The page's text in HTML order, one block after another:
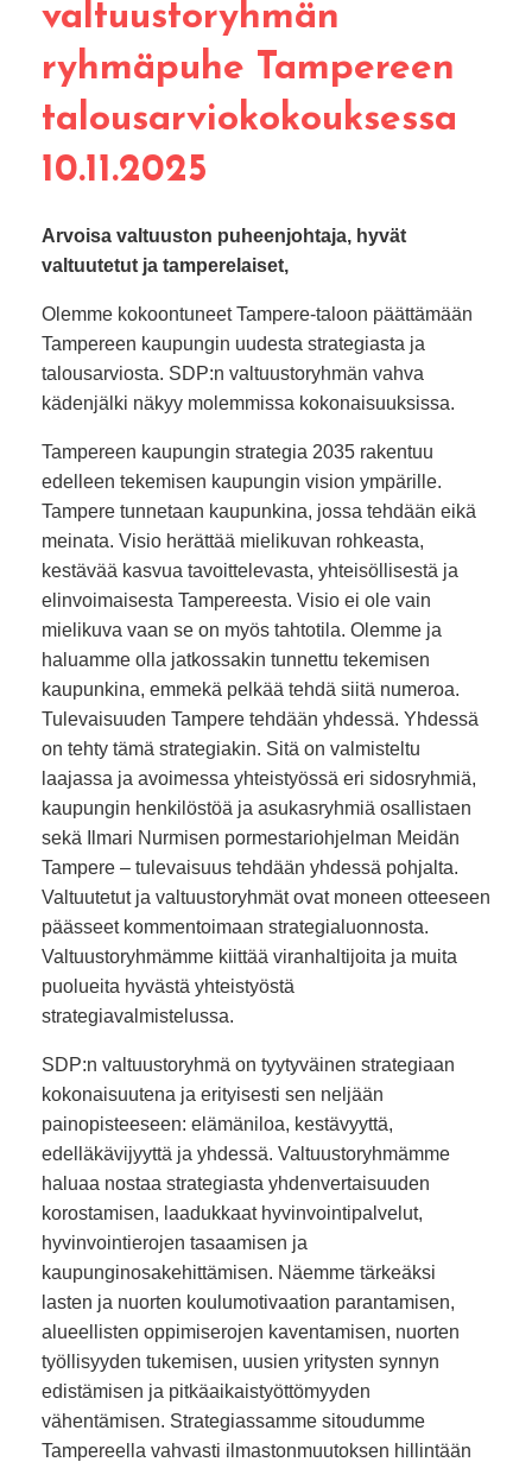
valtuustoryhmän
ryhmäpuhe Tampereen
talousarviokokouksessa
10.11.2025
Arvoisa valtuuston puheenjohtaja, hyvät
valtuutetut ja tamperelaiset,
Olemme kokoontuneet Tampere-taloon päättämään
Tampereen kaupungin uudesta strategiasta ja
talousarviosta. SDP:n valtuustoryhmän vahva
kädenjälki näkyy molemmissa kokonaisuuksissa.
Tampereen kaupungin strategia 2035 rakentuu
edelleen tekemisen kaupungin vision ympärille.
Tampere tunnetaan kaupunkina, jossa tehdään eikä
meinata. Visio herättää mielikuvan rohkeasta,
kestävää kasvua tavoittelevasta, yhteisöllisestä ja
elinvoimaisesta Tampereesta. Visio ei ole vain
mielikuva vaan se on myös tahtotila. Olemme ja
haluamme olla jatkossakin tunnettu tekemisen
kaupunkina, emmekä pelkää tehdä siitä numeroa.
Tulevaisuuden Tampere tehdään yhdessä. Yhdessä
on tehty tämä strategiakin. Sitä on valmisteltu
laajassa ja avoimessa yhteistyössä eri sidosryhmiä,
kaupungin henkilöstöä ja asukasryhmiä osallistaen
sekä Ilmari Nurmisen pormestariohjelman Meidän
Tampere – tulevaisuus tehdään yhdessä pohjalta.
Valtuutetut ja valtuustoryhmät ovat moneen otteeseen
päässeet kommentoimaan strategialuonnosta.
Valtuustoryhmämme kiittää viranhaltijoita ja muita
puolueita hyvästä yhteistyöstä
strategiavalmistelussa.
SDP:n valtuustoryhmä on tyytyväinen strategiaan
kokonaisuutena ja erityisesti sen neljään
painopisteeseen: elämäniloa, kestävyyttä,
edelläkävijyyttä ja yhdessä. Valtuustoryhmämme
haluaa nostaa strategiasta yhdenvertaisuuden
korostamisen, laadukkaat hyvinvointipalvelut,
hyvinvointierojen tasaamisen ja
kaupunginosakehittämisen. Näemme tärkeäksi
lasten ja nuorten koulumotivaation parantamisen,
alueellisten oppimiserojen kaventamisen, nuorten
työllisyyden tukemisen, uusien yritysten synnyn
edistämisen ja pitkäaikaistyöttömyyden
vähentämisen. Strategiassamme sitoudumme
Tampereella vahvasti ilmastonmuutoksen hillintään